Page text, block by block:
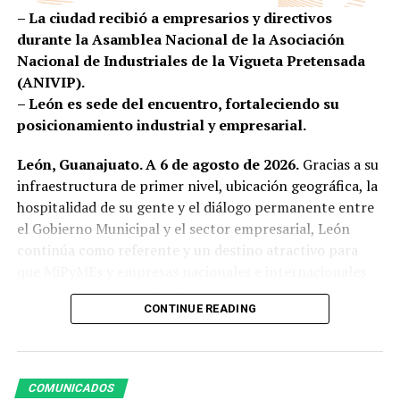
un referente en la industria de reuniones no solo del
país sino a nivel internacional.
En el evento también estuvieron presentes Alejandro
Gutiérrez de Velasco, director general de Poliforum
León y Ricardo Manzanares, presidente de MPI Capítulo
DESTACADO LEÓN
LOCAL
POLIFORUM LEÓN
XVI CONGRESO NACIONAL DE MPI
UP NEXT
FORTALECE LEÓN INFRAESTRUCTURA DEPORTIVA
– La ciudad recibió a empresarios y directivos
durante la Asamblea Nacional de la Asociación
Nacional de Industriales de la Vigueta Pretensada
(ANIVIP).
– León es sede del encuentro, fortaleciendo su
posicionamiento industrial y empresarial.
León, Guanajuato. A 6 de agosto de 2026.Gracias a su
infraestructura de primer nivel, ubicación geográfica, la
hospitalidad de su gente y el diálogo permanente entre
el Gobierno Municipal y el sector empresarial, León
continúa como referente y un destino atractivo para
de todos los sectores inviertan, crezcan y generen
La presidenta municipal, Ale Gutiérrez, dio la bienvenida
a los integrantes de la Asociación Nacional de
CONTINUE READING
COMUNICADOS